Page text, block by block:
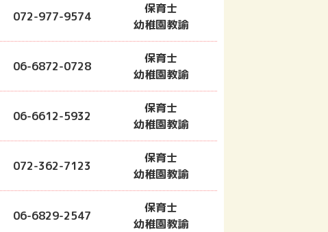
072-977-9574
保育士
幼稚園教諭
06-6872-0728
保育士
幼稚園教諭
06-6612-5932
保育士
幼稚園教諭
072-362-7123
保育士
幼稚園教諭
06-6829-2547
保育士
幼稚園教諭